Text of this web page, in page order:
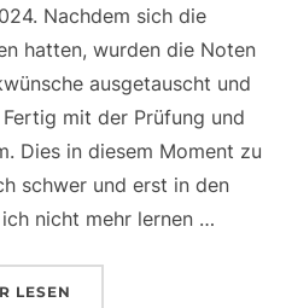
Nachdem sich die
hatten, wurden die Noten
ausgetauscht und
mit der Prüfung und
Dies in diesem Moment zu
schwer und erst in den
nicht mehr lernen …
ÜBER „MEIN M3 EXAMEN
LESEN